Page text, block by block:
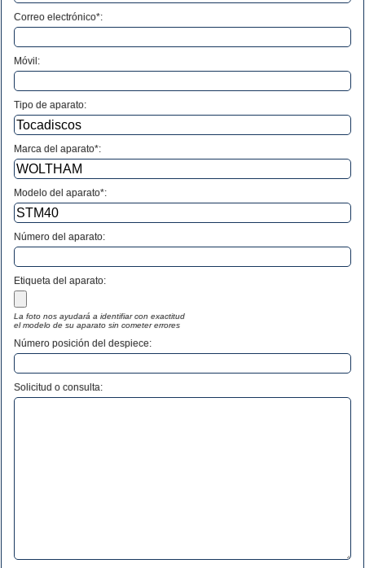
Correo electrónico*:
Móvil:
Tipo de aparato:
Marca del aparato*:
Modelo del aparato*:
Número del aparato:
Etiqueta del aparato:
La foto nos ayudará a identifiar con exactitud
el modelo de su aparato sin cometer errores
Número posición del despiece:
Solicitud o consulta: